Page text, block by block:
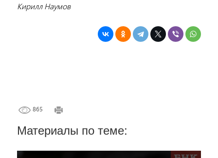
Кирилл Наумов
865
Материалы по теме: